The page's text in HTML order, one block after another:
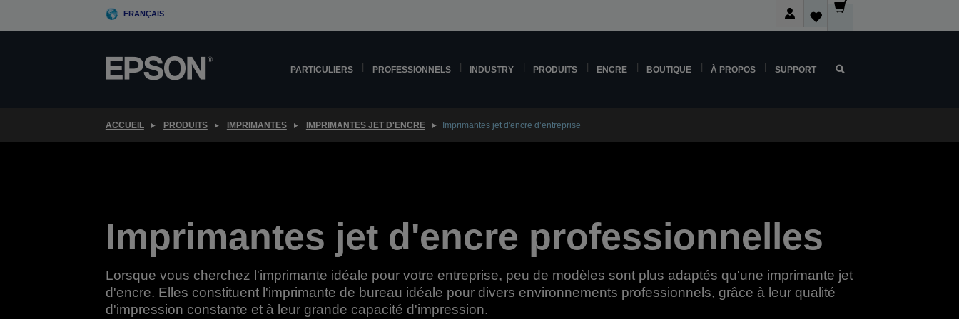
FRANÇAIS
PARTICULIERS PROFESSIONNELS INDUSTRY PRODUITS ENCRE BOUTIQUE À PROPOS SUPPORT
ACCUEIL PRODUITS IMPRIMANTES IMPRIMANTES JET D'ENCRE Imprimantes jet d'encre d’entreprise
Imprimantes jet d'encre professionnelles
Lorsque vous cherchez l'imprimante idéale pour votre entreprise, peu de modèles sont plus adaptés qu'une imprimante jet
d'encre. Elles constituent l'imprimante de bureau idéale pour divers environnements professionnels, grâce à leur qualité
d'impression constante et à leur grande capacité d'impression.